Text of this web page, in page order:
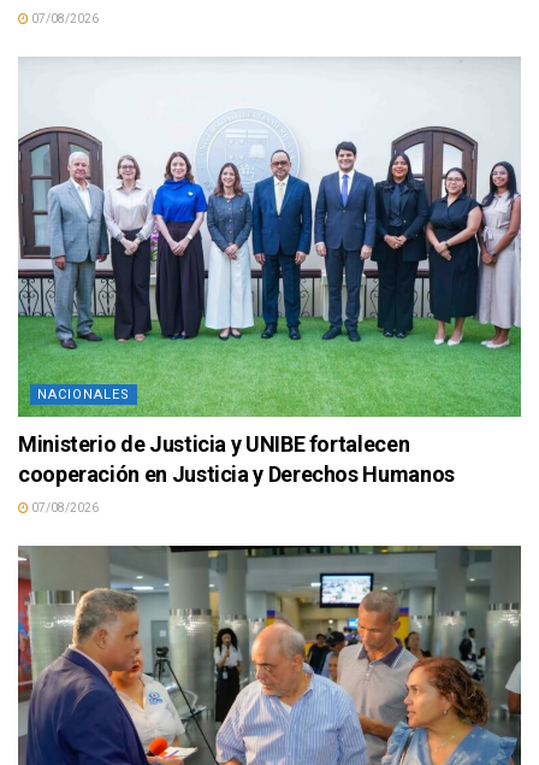
07/08/2026
NACIONALES
Ministerio de Justicia y UNIBE fortalecen
cooperación en Justicia y Derechos Humanos
07/08/2026